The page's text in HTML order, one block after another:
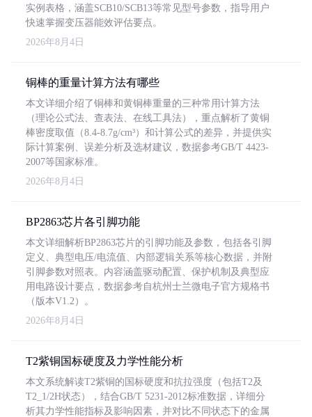
实例表格，涵盖SCB10/SCB13等常见型号参数，指导用户
快速掌握变压器能效评估要点。
2026年8月4日
铜棒的重量计算方法有哪些
本文详细介绍了铜棒和黄铜棒重量的三种常用计算方法
（理论公式法、查表法、在线工具法），重点解析了黄铜
棒密度取值（8.4-8.7g/cm³）和计算公式的差异，并提供实
际计算案例、误差分析及选材建议，数据参考GB/T 4423-
2007等国家标准。
2026年8月4日
BP2863芯片各引脚功能
本文详细解析BP2863芯片的引脚功能及参数，包括各引脚
定义、典型电压/电流值、内部逻辑关系等核心数据，并附
引脚参数对照表。内容涵盖驱动配置、保护机制及典型应
用电路设计要点，数据参考自杭州士兰微电子官方规格书
（版本V1.2）。
2026年8月4日
T2紫铜国标硬度及力学性能分析
本文系统解读T2紫铜的国标硬度和抗拉强度（包括T2及
T2_1/2H状态），结合GB/T 5231-2012标准数据，详细分
析其力学性能指标及影响因素，并对比不同状态下的金属